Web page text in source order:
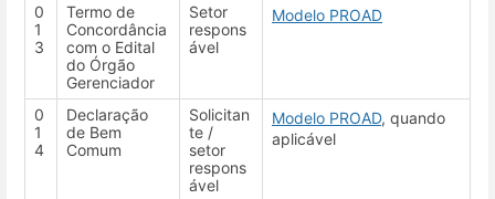
0
1
3
Termo de
Concordância
com o Edital
do Órgão
Gerenciador
Setor
respons
ável
Modelo PROAD
0
1
4
Declaração
de Bem
Comum
Solicitan
te /
setor
respons
ável
Modelo PROAD, quando
aplicável